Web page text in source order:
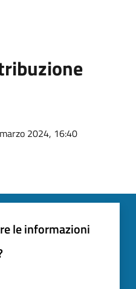
2024, 16:40
le informazioni